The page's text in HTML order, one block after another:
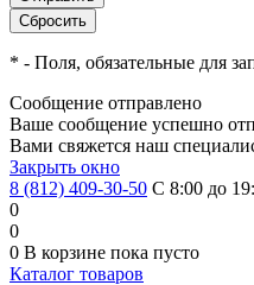
* - Поля, обязательные для
Сообщение отправлено
Ваше сообщение успешно
Вами свяжется наш
Закрыть окно
8 (812) 409-30-50 С 8:00 до
0
0
0 В корзине пока пусто
Каталог товаров